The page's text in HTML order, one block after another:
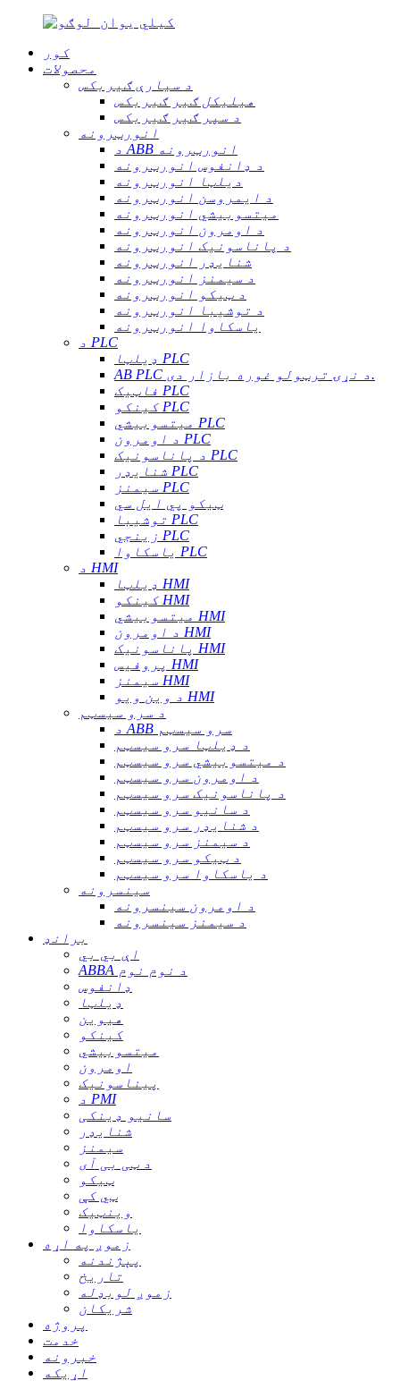
کور
محصولات
د سیارې ګیربکس
هیلیکل ګیر ګیربکس
د سپر ګیر ګیربکس
انورټرونه
د ABB انورټرونه
د ډانفوس انورټرونه
دیلټا انورټرونه
د ایمروسن انورټرونه
میتسوبیشي انورټرونه
د اومرون انورټرونه
د پاناسونیک انورټرونه
شنایډر انورټرونه
د سیمنز انورټرونه
د ټیکو انورټرونه
د توشیبا انورټرونه
یاسکاوا انورټرونه
د PLC
ډیلټا PLC
AB PLC د نړۍ ترټولو غوره بازار دی.
فاټیک PLC
کینکو PLC
میتسوبیشي PLC
د اومرون PLC
د پاناسونیک PLC
شنایډر PLC
سیمنز PLC
ټیکو پي ایل سي
توشیبا PLC
زینجي PLC
یاسکاوا PLC
د HMI
ډیلټا HMI
کینکو HMI
میتسوبیشي HMI
د اومرون HMI
پاناسونیک HMI
پروفیس HMI
سیمنز HMI
د وین ویو HMI
د سرو سیسټم
د ABB سرو سیسټم
د ډیلټا سرو سیسټم
د میتسوبیشي سرو سیسټم
د اومرون سرو سیسټم
د پاناسونیک سرو سیسټم
د سانیو سرو سیسټم
د شنایډر سرو سیسټم
د سیمنز سرو سیسټم
د ټیکو سرو سیسټم
د یاسکاوا سرو سیسټم
سینسرونه
د اومرون سینسرونه
د سیمنز سینسرونه
برانډ
اې بي بي
ABBA د نوم نوم
ډانفوس
ډیلټا
هیوین
کینکو
میتسوبیشي
اومرون
پیناسونیک
د PMI
سانیو ډینکی
شنایډر
سیمنز
د ټی بی آی
ټیکو
ټي کې
وینټیک
یاسکاوا
زموږ په اړه
پېژندنه
تاریخ
زموږ لوبډله
شریکان
پروژه
خدمت
خبرونه
اړیکه